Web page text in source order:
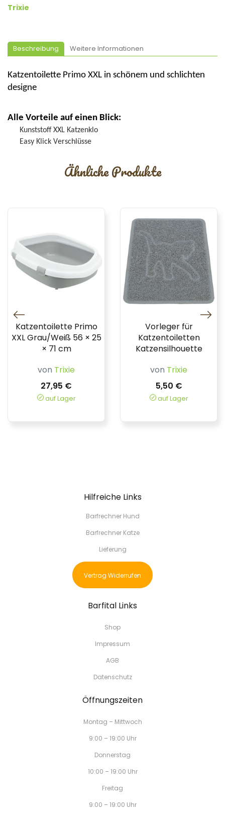
Trixie
Beschreibung Weitere Informationen
Katzentoilette Primo XXL in schönem und schlichten
designe
Alle Vorteile auf einen Blick:
Kunststoff XXL Katzenklo
Easy Klick Verschlüsse
Ähnliche Produkte
Katzentoilette Primo
XXL Grau/Weiß 56 × 25
× 71 cm
von Trixie
27,95 €
auf Lager
Vorleger für
Katzentoiletten
Katzensilhouette
von Trixie
5,50 €
auf Lager
Hilfreiche Links
Barfrechner Hund
Barfrechner Katze
Lieferung
Vertrag Widerrufen
Barfital Links
Shop
Impressum
AGB
Datenschutz
Öffnungszeiten
Montag – Mittwoch
9:00 – 19:00 Uhr
Donnerstag
10:00 – 19:00 Uhr
Freitag
9:00 – 19:00 Uhr